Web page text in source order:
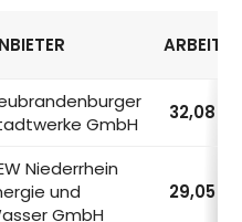
nach Tarif-Kategorie
GmbH
32,08
Niederrhein
und
GmbH
29,05